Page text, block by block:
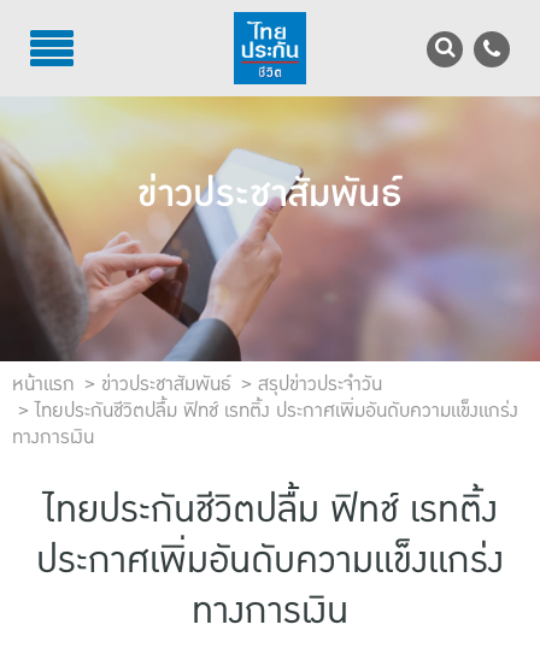
TH EN
บริการลูกค้า
บริการตัวแทน
รู้จักไทยประกันชีวิต
นักลงทุนสัมพันธ์
เพื่อสังคมไทย
ติดต่อไทยประกันชีวิต
บทความ
แบบประกันทั้งหมด
แบบประกันที่เหมาะกับช่วงอายุ
ข่าวประชาสัมพันธ์
หน้าแรก ข่าวประชาสัมพันธ์
สรุปข่าวประจำวัน
ไทยประกันชีวิตปลื้ม ฟิทช์ เรทติ้ง ประกาศเพิ่มอันดับความแข็งแกร่ง
ทางการเงิน
ไทยประกันชีวิตปลื้ม ฟิทช์ เรทติ้ง
ประกาศเพิ่มอันดับความแข็งแกร่ง
ทางการเงิน